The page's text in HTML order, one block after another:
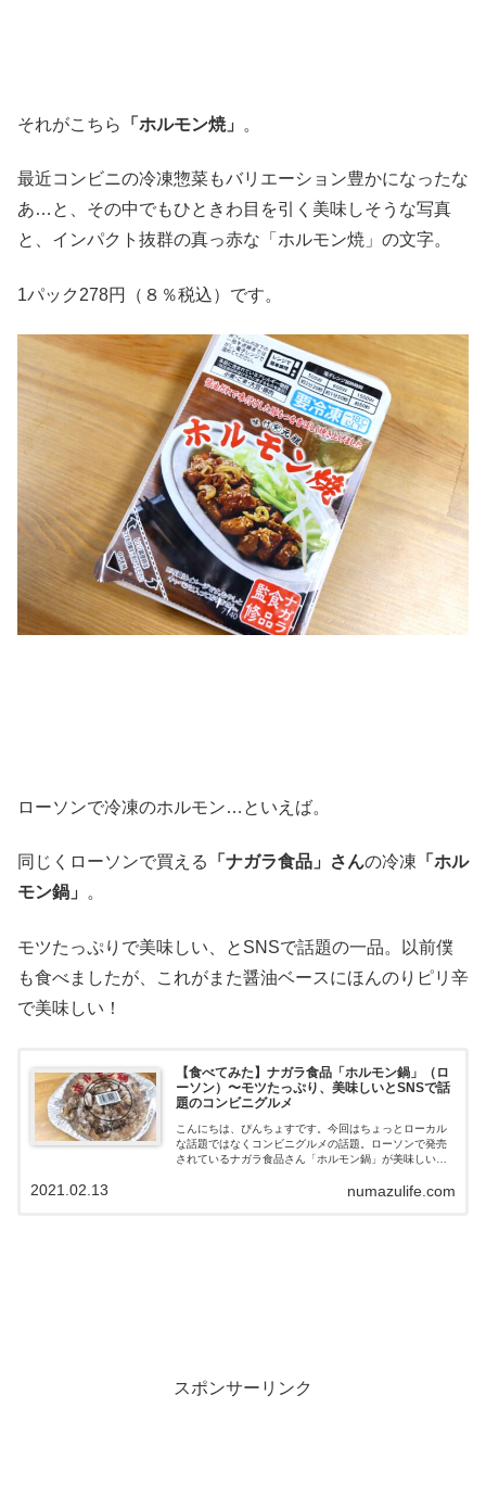
それがこちら 「ホルモン焼」 。
最近コンビニの冷凍惣菜もバリエーション豊かになったな
あ…と、その中でもひときわ目を引く美味しそうな写真
と、インパクト抜群の真っ赤な「ホルモン焼」の文字。
1パック278円（８％税込）です。
ローソンで冷凍のホルモン…といえば。
同じくローソンで買える 「ナガラ食品」さんの冷凍 「ホル
モン鍋」 。
モツたっぷりで美味しい、とSNSで話題の一品。以前僕
も食べましたが、これがまた醤油ベースにほんのりピリ辛
で美味しい！
【食べてみた】ナガラ食品「ホルモン鍋」（ロ
ーソン）〜モツたっぷり、美味しいとSNSで話
題のコンビニグルメ
こんにちは、ぴんちょすです。今回はちょっとローカル
な話題ではなくコンビニグルメの話題。ローソンで発売
されているナガラ食品さん「ホルモン鍋」が美味しいと
に買って食べてみました！ローソンでゲット...numazulife.com
2021.02.13
スポンサーリンク